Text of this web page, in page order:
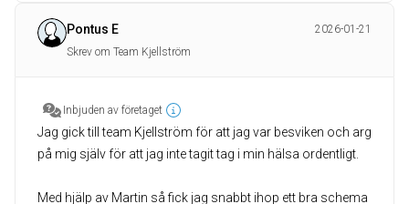
Pontus E
2026-01-21
Skrev om Team Kjellström
Inbjuden av företaget
Jag gick till team Kjellström för att jag var besviken och arg
på mig själv för att jag inte tagit tag i min hälsa ordentligt.
Med hjälp av Martin så fick jag snabbt ihop ett bra schema